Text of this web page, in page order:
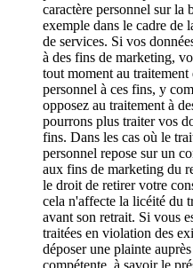
caractère personnel sur la
exemple dans le cadre de
de services. Si vos
à des fins de marketing,
tout moment au traitement
personnel à ces fins, y
opposez au traitement à
pourrons plus traiter vos
fins. Dans les cas où le
personnel repose sur un
aux fins de marketing du
le droit de retirer votre
cela n'affecte la licéité du
avant son retrait. Si vous
traitées en violation des
déposer une plainte
compétente, à savoir le